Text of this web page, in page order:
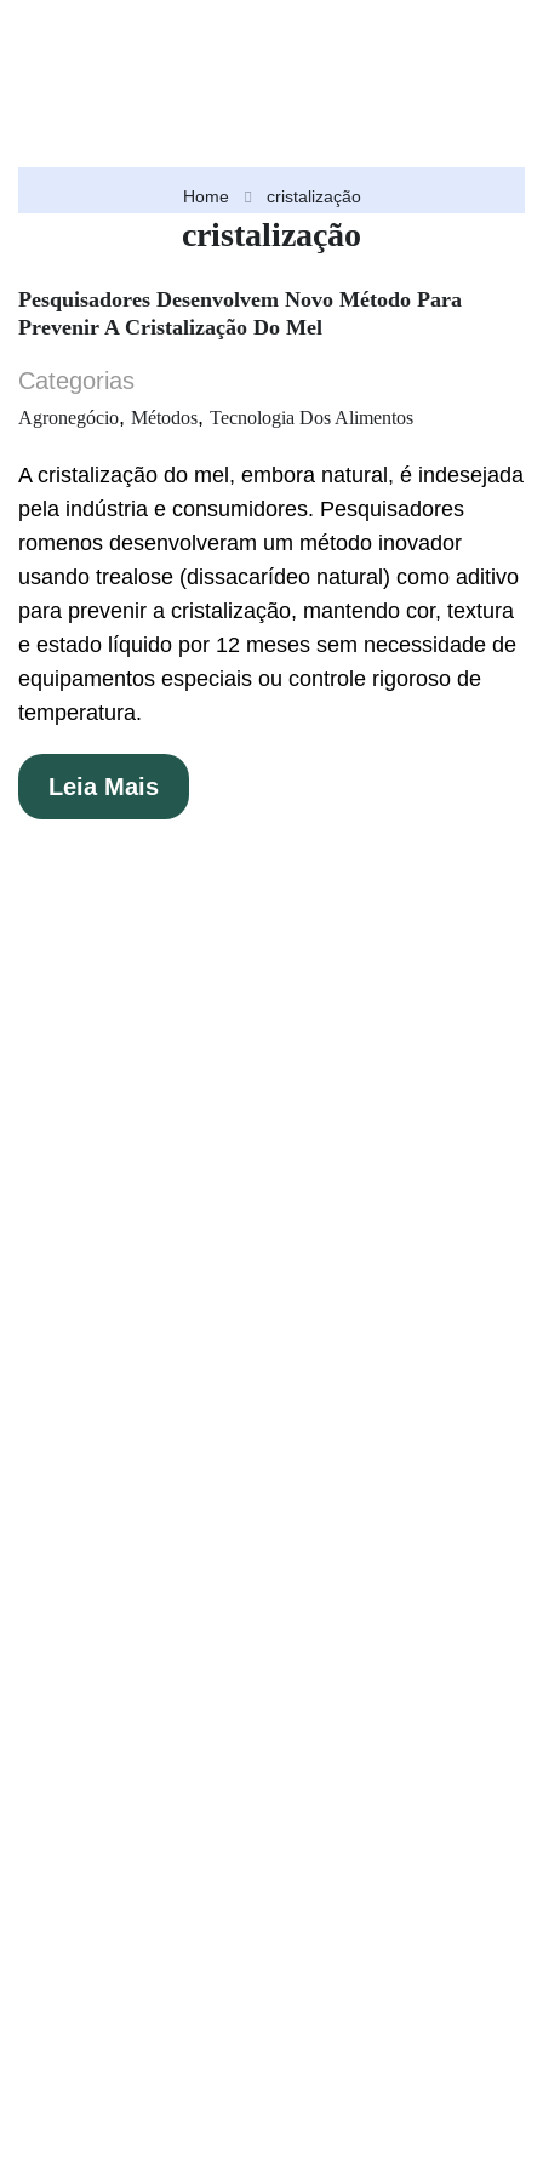
Home cristalização
cristalização
Pesquisadores Desenvolvem Novo Método Para
Prevenir A Cristalização Do Mel
Categorias
Agronegócio, Métodos, Tecnologia Dos Alimentos
A cristalização do mel, embora natural, é indesejada
pela indústria e consumidores. Pesquisadores
romenos desenvolveram um método inovador
usando trealose (dissacarídeo natural) como aditivo
para prevenir a cristalização, mantendo cor, textura
e estado líquido por 12 meses sem necessidade de
equipamentos especiais ou controle rigoroso de
temperatura.
Leia Mais